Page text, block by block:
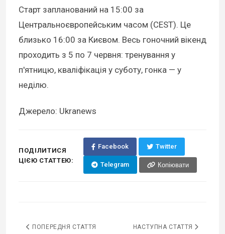
Старт запланований на 15:00 за
Центральноєвропейським часом (CEST). Це
близько 16:00 за Києвом. Весь гоночний вікенд
проходить з 5 по 7 червня: тренування у
п'ятницю, кваліфікація у суботу, гонка — у
неділю.
Джерело: Ukranews
ПОДІЛИТИСЯ
ЦІЄЮ СТАТТЕЮ:
Facebook Twitter
Telegram Копіювати
ПОПЕРЕДНЯ СТАТТЯ НАСТУПНА СТАТТЯ